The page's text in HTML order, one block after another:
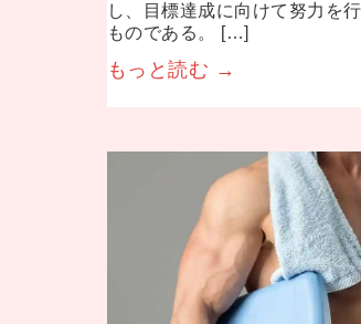
し、目標達成に向けて努力を
ものである。 […]
もっと読む →